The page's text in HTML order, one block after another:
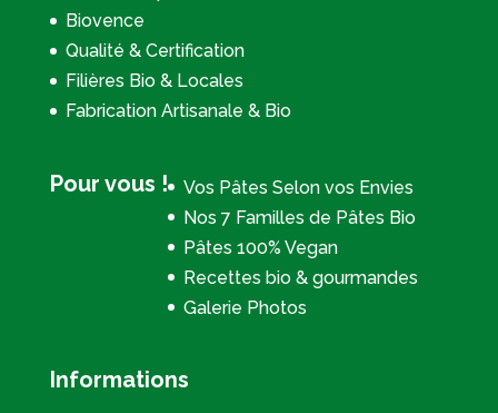
Biovence
Qualité & Certification
Filières Bio & Locales
Fabrication Artisanale & Bio
Pour vous !
Vos Pâtes Selon vos Envies
Nos 7 Familles de Pâtes Bio
Pâtes 100% Vegan
Recettes bio & gourmandes
Galerie Photos
Informations